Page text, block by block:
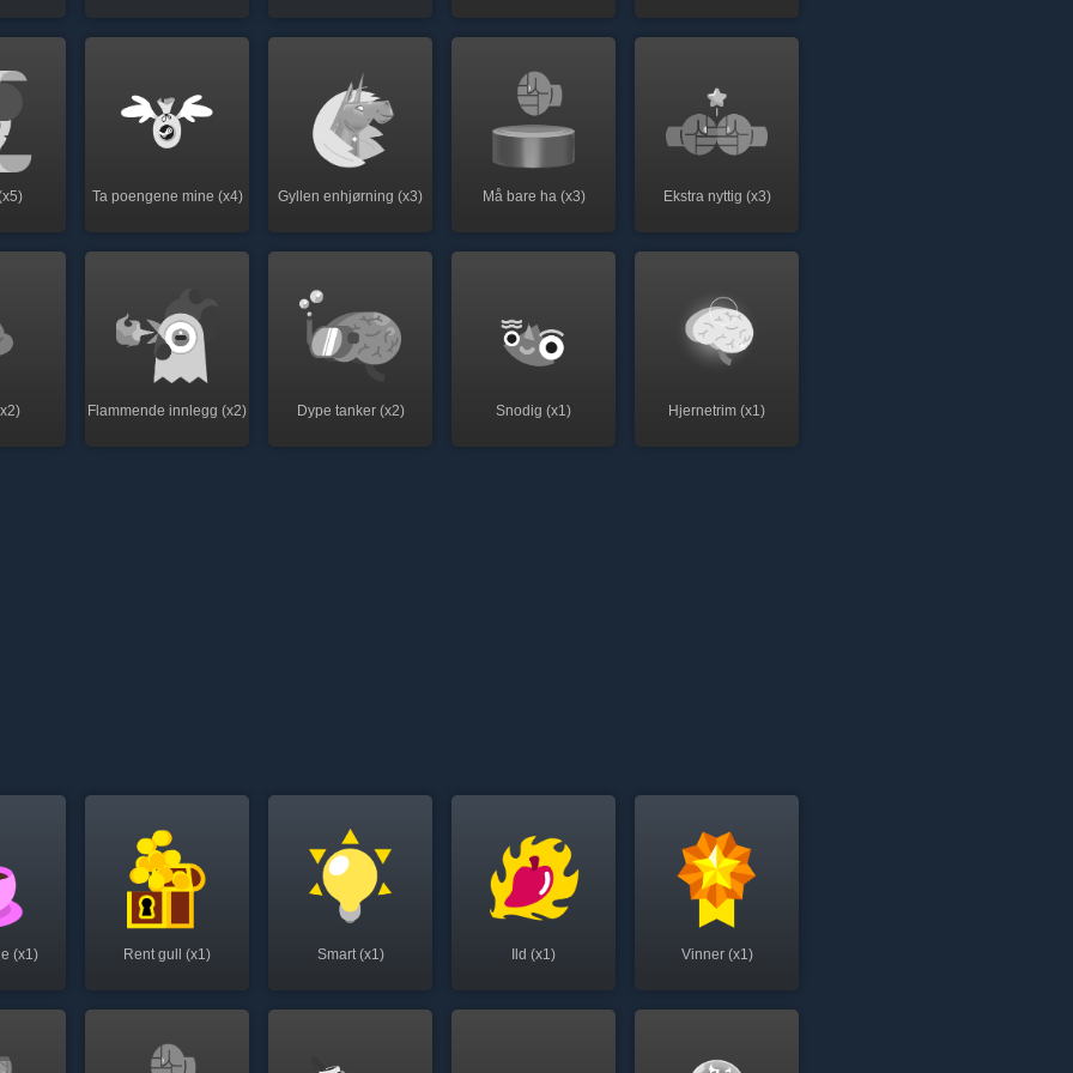
Ta poengene mine (x4) Gyllen enhjørning (x3) Må bare ha (x3) Ekstra nyttig (x3)
Flammende innlegg (x2) Dype tanker (x2) Snodig (x1) Hjernetrim (x1)
(x1) Rent gull (x1) Smart (x1) Ild (x1) Vinner (x1)